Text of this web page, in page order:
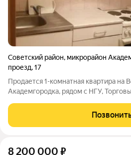
Советский район, микрорайон
проезд,17
Продается 1-комнатная квартира на
Академгородка, рядом с НГУ,
семей. Все - рядом. И НГУ, и две
(Дом Ученых и Цветной проезд,
8 200 000 ₽